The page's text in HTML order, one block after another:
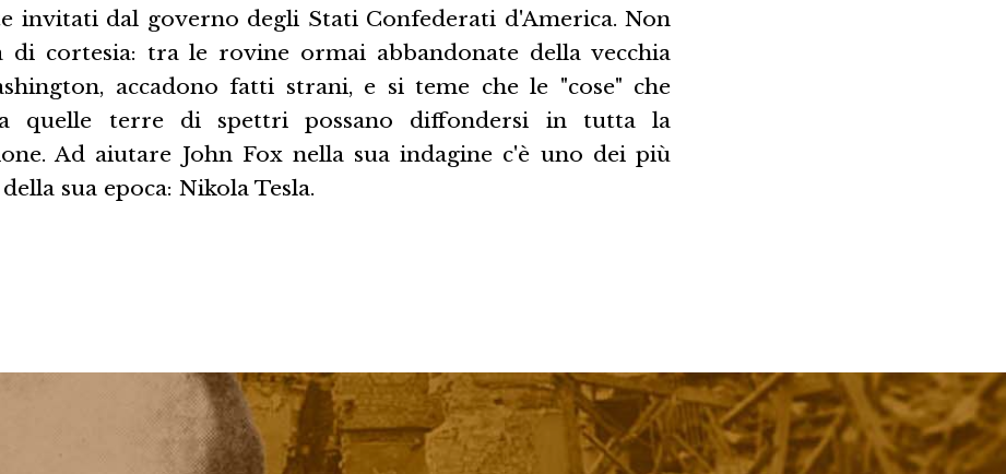
invitati dal governo degli Stati Confederati d'America. Non
di cortesia: tra le rovine ormai abbandonate della vecchia
accadono fatti strani, e si teme che le "cose" che
quelle terre di spettri possano diffondersi in tutta la
Ad aiutare John Fox nella sua indagine c'è uno dei più
sua epoca: Nikola Tesla.